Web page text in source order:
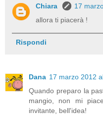
Chiara
17
allora ti piacerà !
Rispondi
Dana 17 marzo 2012
Quando preparo la
mangio, non mi
invitante, bell'idea!